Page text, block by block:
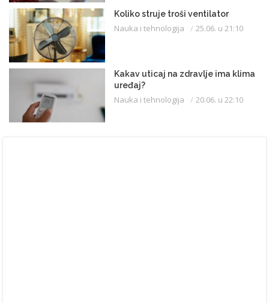
Koliko struje troši ventilator
Nauka i tehnologija 25.06. u 21:10
Kakav uticaj na zdravlje ima klima
uređaj?
Nauka i tehnologija 20.06. u 22:10